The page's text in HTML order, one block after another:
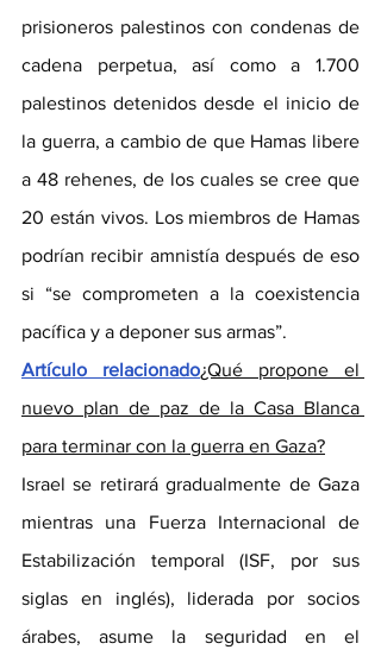
prisioneros palestinos con condenas de
cadena perpetua, así como a 1.700
palestinos detenidos desde el inicio de
la guerra, a cambio de que Hamas libere
a 48 rehenes, de los cuales se cree que
20 están vivos. Los miembros de Hamas
podrían recibir amnistía después de eso
si “se comprometen a la coexistencia
pacífica y a deponer sus armas”.
Artículo relacionado¿Qué propone el
nuevo plan de paz de la Casa Blanca
para terminar con la guerra en Gaza?
Israel se retirará gradualmente de Gaza
mientras una Fuerza Internacional de
Estabilización temporal (ISF, por sus
siglas en inglés), liderada por socios
árabes, asume la seguridad en el